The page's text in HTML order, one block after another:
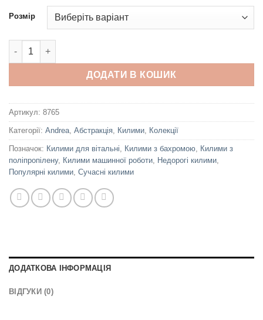
Розмір
Andrea 0698 A Bej A.Vizon кількість
ДОДАТИ В КОШИК
Артикул: 8765
Категорії: Andrea Абстракція Килими Колекції
Позначок: Килими для вітальні Килими з бахромою Килими з
поліпропілену, Килими машинної роботи Недорогі килими
Популярні килими Сучасні килими
ДОДАТКОВА ІНФОРМАЦІЯ
ВІДГУКИ (0)